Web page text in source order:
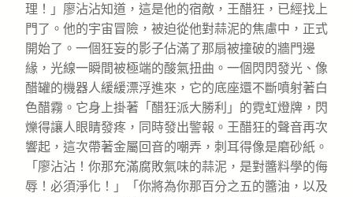
理！」廖沾沾知道，這是他的宿敵，王醋狂，已經找上
門了。他的宇宙冒險，被迫從他對蒜泥的焦慮中，正式
開始了。一個狂妄的影子佔滿了那扇被撞破的牆門邊
緣，光線一瞬間被極端的酸氣扭曲。一個閃閃發光、像
醋罐的機器人緩緩漂浮進來，它的底座還不斷噴射著白
色醋霧。它身上掛著「醋狂派大勝利」的霓虹燈牌，閃
爍得讓人眼睛發疼，同時發出警報。王醋狂的聲音再次
響起，這次帶著金屬回音的嘲弄，刺耳得像是磨砂紙。
「廖沾沾！你那充滿腐敗氣味的蒜泥，是對醬料學的侮
辱！必須淨化！」「你將為你那百分之五的醬油，以及